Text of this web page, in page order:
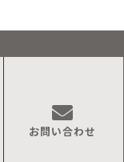
お問い合わせ